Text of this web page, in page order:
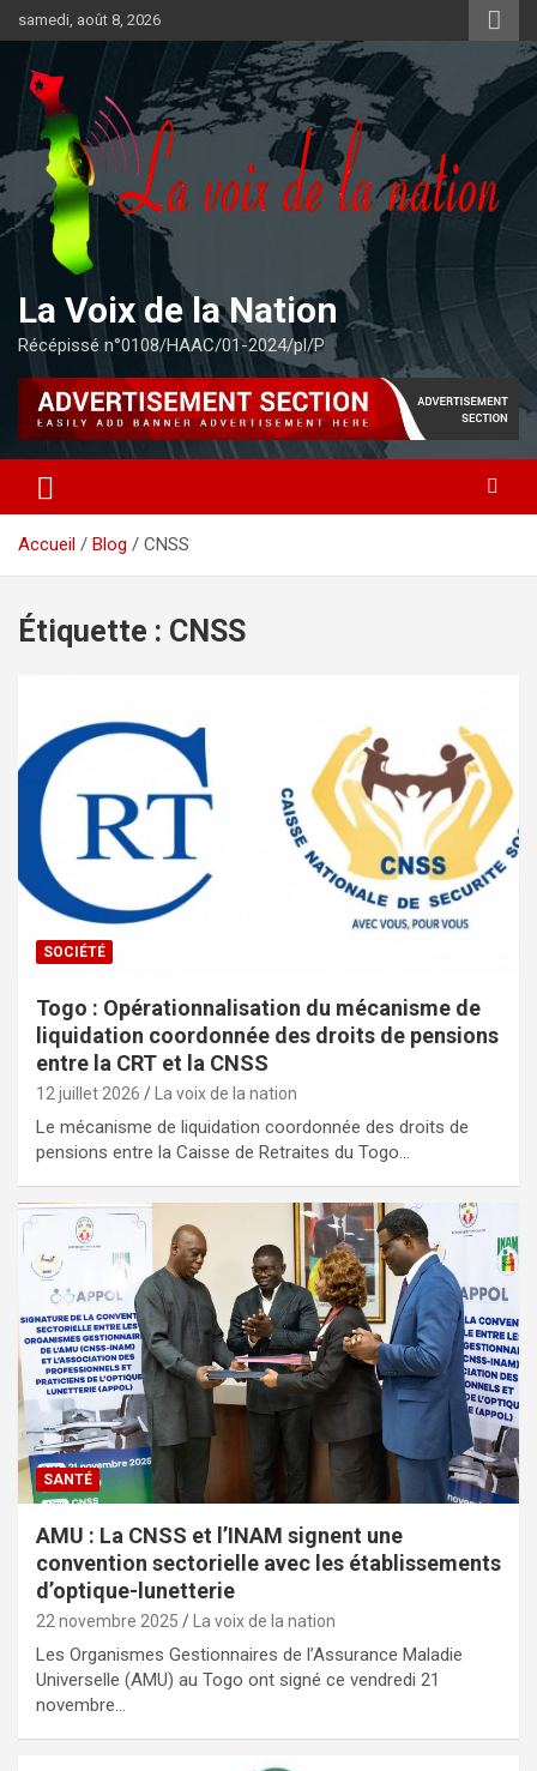
au
contenu
samedi, août 8, 2026
La Voix de la Nation
Récépissé n°0108/HAAC/01-2024/pl/P
Accueil Blog CNSS
Étiquette : CNSS
SOCIÉTÉ
Togo : Opérationnalisation du mécanisme de
liquidation coordonnée des droits de pensions
entre la CRT et la CNSS
12 juillet 2026 La voix de la nation
Le mécanisme de liquidation coordonnée des droits de
pensions entre la Caisse de Retraites du Togo…
SANTÉ
AMU : La CNSS et l’INAM signent une
convention sectorielle avec les établissements
d’optique-lunetterie
22 novembre 2025 La voix de la nation
Les Organismes Gestionnaires de l’Assurance Maladie
Universelle (AMU) au Togo ont signé ce vendredi 21
novembre…